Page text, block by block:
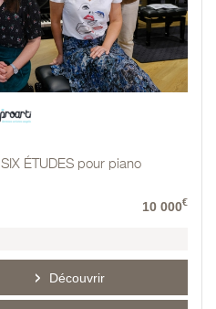
SIX ÉTUDES pour piano
10 000€
Découvrir